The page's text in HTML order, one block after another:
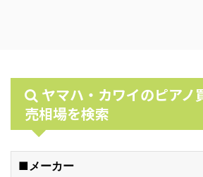
ヤマハ・カワイのピアノ
売相場を検索
■メーカー